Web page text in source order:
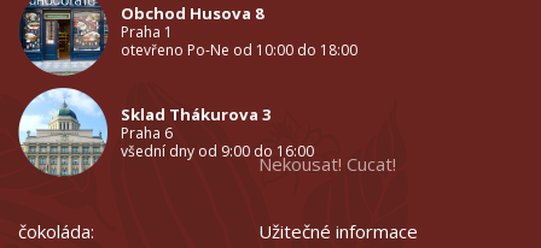
Obchod Husova 8
Praha 1
otevřeno Po-Ne od 10:00 do 18:00
Sklad Thákurova 3
Praha 6
všední dny od 9:00 do 16:00
čokoláda:
Nekousat! Cucat!
Užitečné informace